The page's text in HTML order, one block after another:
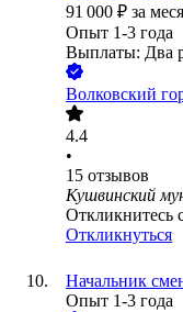
91 000 ₽ за
Опыт 1-3 года
Выплаты: Два
Волковский
4.4
•
15 отзывов
Кушвинский
Откликнитесь
Откликнуться
Начальник
Опыт 1-3 года